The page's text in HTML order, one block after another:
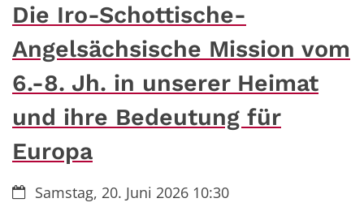
Die Iro-Schottische-
Angelsächsische Mission vom
6.-8. Jh. in unserer Heimat
und ihre Bedeutung für
Europa
Datum:Samstag, 20. Juni 2026 10:30